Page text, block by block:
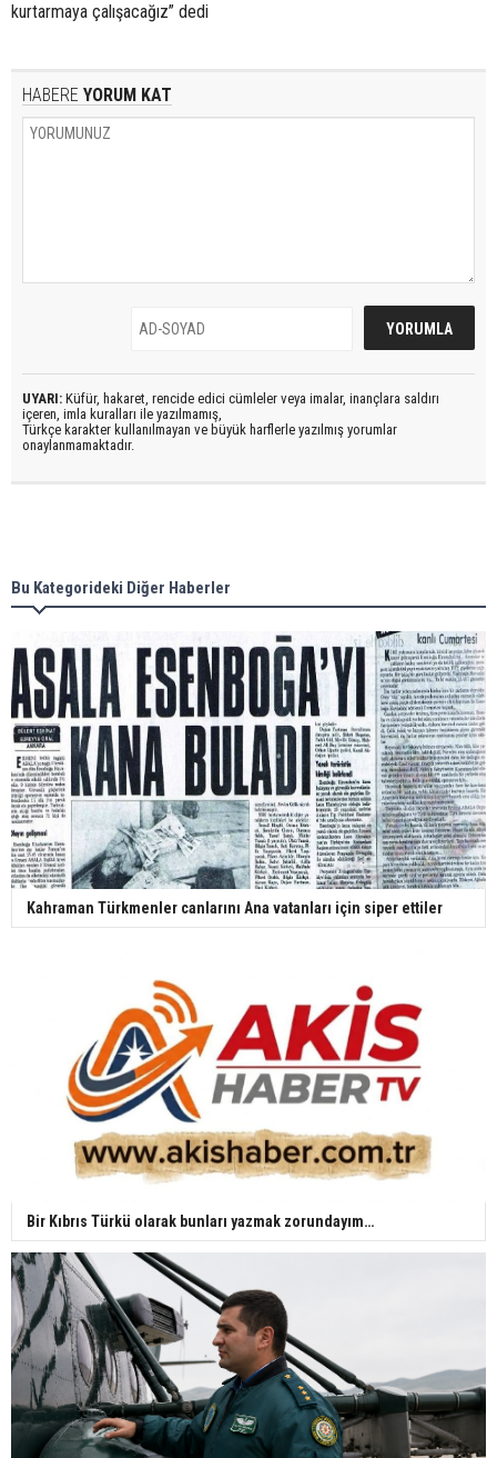
kurtarmaya çalışacağız” dedi
HABERE YORUM KAT
UYARI: Küfür, hakaret, rencide edici cümleler veya imalar, inançlara saldırı
içeren, imla kuralları ile yazılmamış,
Türkçe karakter kullanılmayan ve büyük harflerle yazılmış yorumlar
onaylanmamaktadır.
Bu Kategorideki Diğer Haberler
Kahraman Türkmenler canlarını Ana vatanları için siper ettiler
Bir Kıbrıs Türkü olarak bunları yazmak zorundayım…